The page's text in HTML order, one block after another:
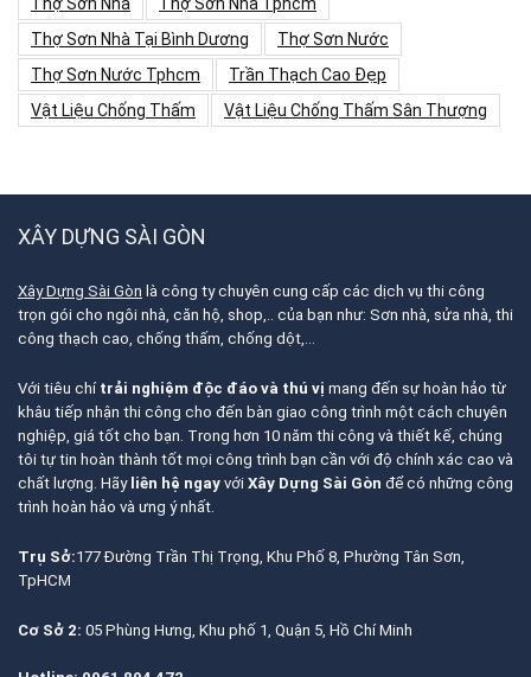
Thợ Sơn Nhà Tại Bình Dương
Thợ Sơn Nước
Thợ Sơn Nước Tphcm
Trần Thạch Cao Đẹp
Vật Liệu Chống Thấm
Vật Liệu Chống Thấm Sân Thượng
XÂY DỰNG SÀI GÒN
Xây Dựng Sài Gòn là công ty chuyên cung cấp các dịch vụ thi công
trọn gói cho ngôi nhà, căn hộ, shop,.. của bạn như: Sơn nhà, sửa nhà, thi
công thạch cao, chống thấm, chống dột,…
Với tiêu chí trải nghiệm độc đáo và thú vị mang đến sự hoàn hảo từ
khâu tiếp nhận thi công cho đến bàn giao công trình một cách chuyên
nghiệp, giá tốt cho bạn. Trong hơn 10 năm thi công và thiết kế, chúng
tôi tự tin hoàn thành tốt mọi công trình bạn cần với độ chính xác cao và
chất lượng. Hãy liên hệ ngay với Xây Dựng Sài Gòn để có những công
trình hoàn hảo và ưng ý nhất.
Trụ Sở:177 Đường Trần Thị Trọng, Khu Phố 8, Phường Tân Sơn,
TpHCM
Cơ Sở 2: 05 Phùng Hưng, Khu phố 1, Quận 5, Hồ Chí Minh